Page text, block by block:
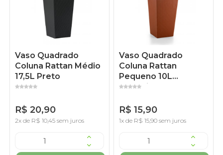
Vaso Quadrado
Coluna Rattan Médio
17,5L Preto
R$ 20,90
2x de R$ 10,45 sem juros
Vaso Quadrado
Coluna Rattan
Pequeno 10L
Cerâmico
R$ 15,90
1x de R$ 15,90 sem juros